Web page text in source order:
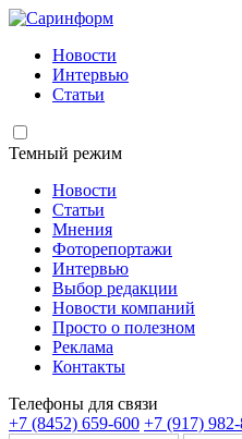
Новости
Интервью
Статьи
Темный режим
Новости
Статьи
Мнения
Фоторепортажи
Интервью
Выбор редакции
Новости компаний
Просто о полезном
Реклама
Контакты
Телефоны для связи
+7 (8452) 659-600 +7 (917)